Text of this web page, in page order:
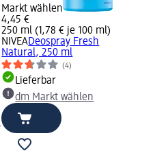
Markt wählen
4,45 €
250 ml (1,78 € je 100 ml)
NIVEADeospray Fresh
Natural, 250 ml
(4)
Lieferbar
dm Markt wählen